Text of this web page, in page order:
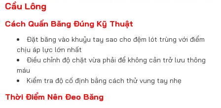
Cầu Lông
Cách Quấn Băng Đúng Kỹ Thuật
Đặt băng vào khuỷu tay sao cho đệm lót trùng với điểm
chịu áp lực lớn nhất
Điều chỉnh độ chặt vừa phải để không cản trở lưu thông
máu
Kiểm tra độ cố định bằng cách thử vung tay nhẹ
Thời Điểm Nên Đeo Băng